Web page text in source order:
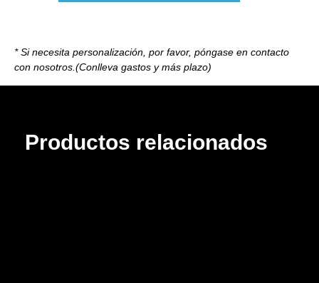
* Si necesita personalización, por favor, póngase en contacto
con nosotros.(Conlleva gastos y más plazo)
Productos relacionados